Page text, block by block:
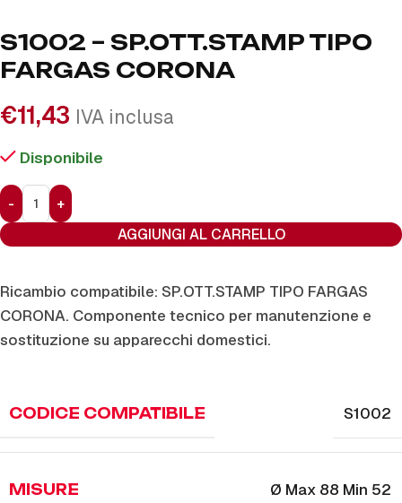
S1002 – SP.OTT.STAMP TIPO
FARGAS CORONA
€11,43 IVA inclusa
Disponibile
AGGIUNGI AL CARRELLO
Ricambio compatibile: SP.OTT.STAMP TIPO FARGAS
CORONA. Componente tecnico per manutenzione e
sostituzione su apparecchi domestici.
CODICE COMPATIBILE S1002
MISURE Ø Max 88 Min 52